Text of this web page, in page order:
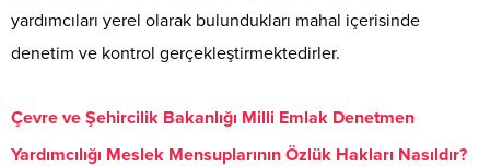
yardımcıları yerel olarak bulundukları mahal içerisinde
denetim ve kontrol gerçekleştirmektedirler.
Çevre ve Şehircilik Bakanlığı Milli Emlak Denetmen
Yardımcılığı Meslek Mensuplarının Özlük Hakları Nasıldır?